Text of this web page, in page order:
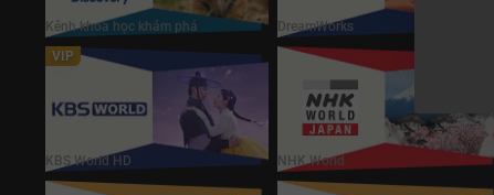
Kênh khoa học khám phá DreamWorks
VIP
KBS World HD
NHK World
NHK World